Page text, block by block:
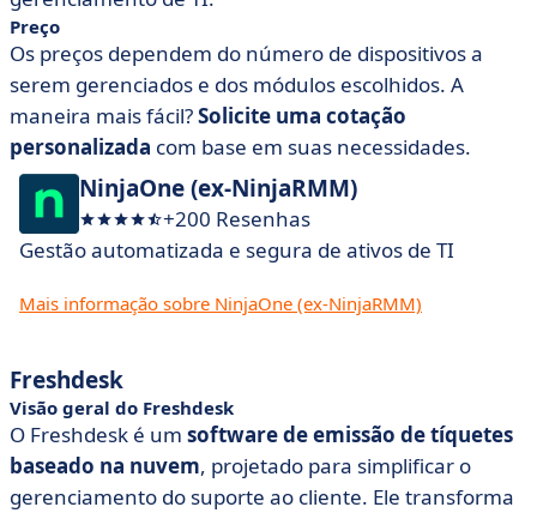
Preço
Os preços dependem do número de dispositivos a
serem gerenciados e dos módulos escolhidos. A
maneira mais fácil?Solicite uma cotação
personalizada com base em suas necessidades.
NinjaOne (ex-NinjaRMM)
+200 Resenhas
Gestão automatizada e segura de ativos de TI
Mais informação sobre NinjaOne (ex-NinjaRMM)
Freshdesk
Visão geral do Freshdesk
O Freshdesk é um software de emissão de tíquetes
baseado na nuvem, projetado para simplificar o
gerenciamento do suporte ao cliente. Ele transforma